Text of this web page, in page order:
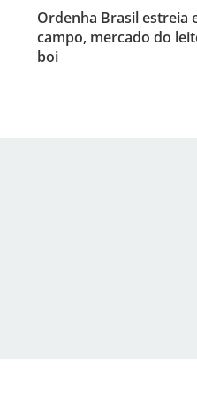
Ordenha Brasil estreia
campo, mercado do
boi